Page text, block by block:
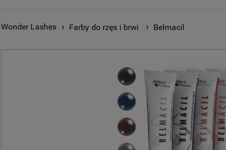
› Farby do rzęs i brwi › Belmacil